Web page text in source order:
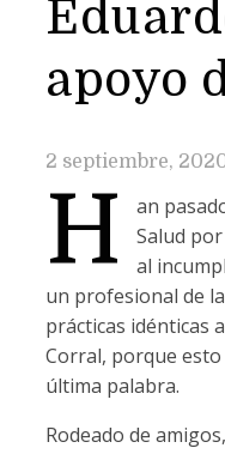
apoyo
2 septiembre,
H
an
Salud
al
un profesional de
prácticas idénticas
Corral, porque
última palabra.
Rodeado de